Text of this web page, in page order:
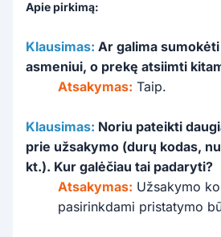
Apie pirkimą:
Klausimas: Ar galima
asmeniui, o prekę atsiimti
Atsakymas: Taip.
Klausimas: Noriu pateikti
prie užsakymo (durų kodas,
kt.). Kur galėčiau tai padaryti?
Atsakymas: Užsakymo
pasirinkdami pristatymo